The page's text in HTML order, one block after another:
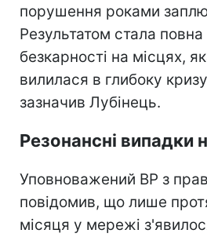
порушення роками
Результатом стала повна
безкарності на місцях,
вилилася в глибоку
зазначив Лубінець.
Резонансні випадки
Уповноважений ВР з
повідомив, що лише
місяця у мережі